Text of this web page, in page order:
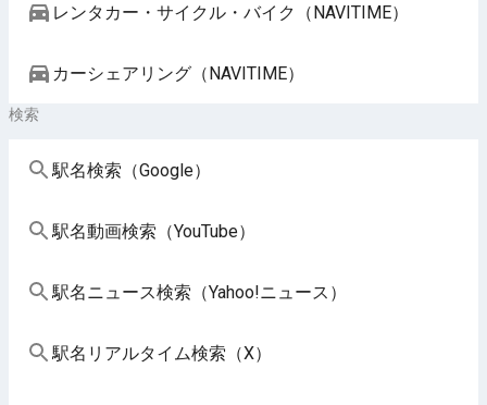
レンタカー・サイクル・バイク（NAVITIME）
カーシェアリング（NAVITIME）
検索
駅名検索（Google）
駅名動画検索（YouTube）
駅名ニュース検索（Yahoo!ニュース）
駅名リアルタイム検索（X）